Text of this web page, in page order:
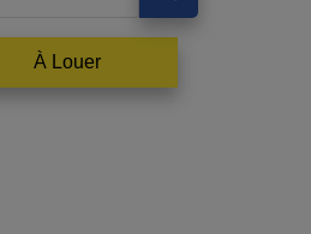
À Louer